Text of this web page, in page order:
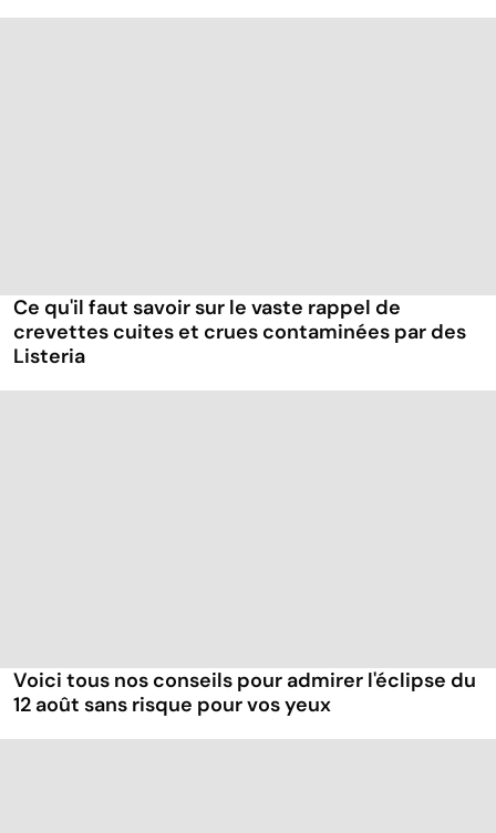
Ce qu'il faut savoir sur le vaste rappel de
crevettes cuites et crues contaminées par des
Listeria
Voici tous nos conseils pour admirer l'éclipse du
12 août sans risque pour vos yeux